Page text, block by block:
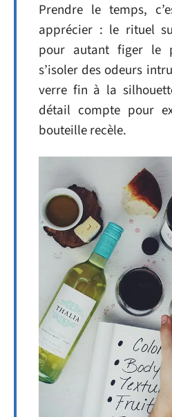
Prendre le temps,
apprécier : le rituel
pour autant figer le
s’isoler des odeurs
verre fin à la
détail compte pour
bouteille recèle.